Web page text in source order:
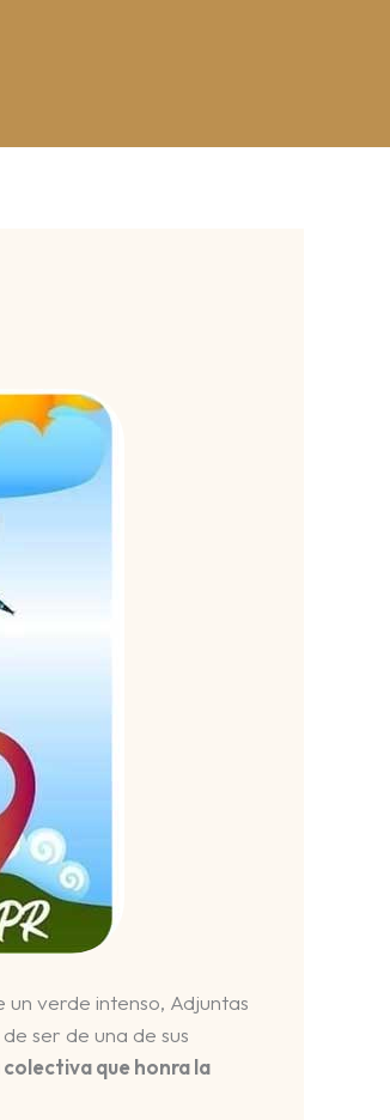
verde intenso, Adjuntas
ser de una de sus
que honra la